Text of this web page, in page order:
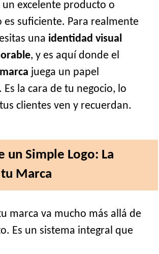
un excelente producto o
es suficiente. Para realmente
una identidad visual
, y es aquí donde el
juega un papel
la cara de tu negocio, lo
clientes ven y recuerdan.
un Simple Logo: La
Marca
marca va mucho más allá de
Es un sistema integral que